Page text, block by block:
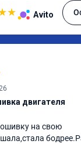
★ Avito
двигателя
на свою